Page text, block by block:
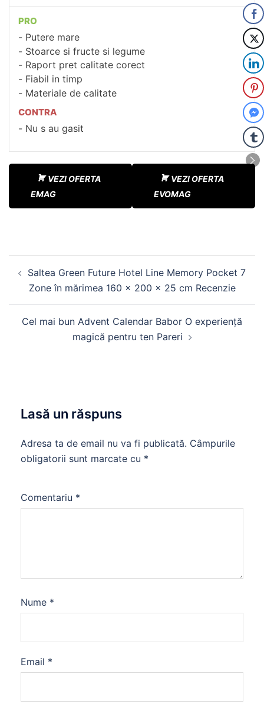
PRO
Putere mare
Stoarce si fructe si legume
Raport pret calitate corect
Fiabil in timp
Materiale de calitate
CONTRA
Nu s au gasit
VEZI OFERTA
EMAG
VEZI OFERTA
EVOMAG
în
articole
Saltea Green Future Hotel Line Memory Pocket 7
Zone în mărimea 160 x 200 x 25 cm Recenzie
Cel mai bun Advent Calendar Babor O experiență
magică pentru ten Pareri
Lasă un răspuns
Adresa ta de email nu va fi publicată. Câmpurile
obligatorii sunt marcate cu *
Comentariu *
Nume *
Email *